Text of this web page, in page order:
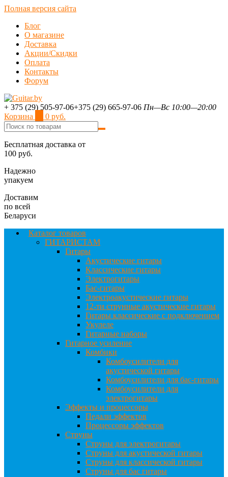
Полная версия сайта
Блог
О магазине
Доставка
Акции/Скидки
Оплата
Контакты
Форум
+ 375 (29) 505-97-06+375 (29) 665-97-06 Пн—Вс 10:00—20:00
Корзина
0 руб.
Бесплатная доставка от
100 руб.
Надежно
упакуем
Доставим
по всей
Беларуси
Каталог товаров
ГИТАРИСТАМ
Гитары
Акустические гитары
Классические гитары
Электрогитары
Бас-гитары
Электроакустические гитары
12-ти струнные акустические гитары
Гитары классические с подключением
Укулеле
Гитарные наборы
Гитарное усиление
Комбики
Комбоусилители для
акустической гитары
Комбоусилители для бас-гитары
Комбоусилители для
электрогитары
Эффекты и процессоры
Педали эффектов
Процессоры эффектов
Струны
Струны для электрогитары
Струны для акустической гитары
Струны для классической гитары
Струны для бас гитары